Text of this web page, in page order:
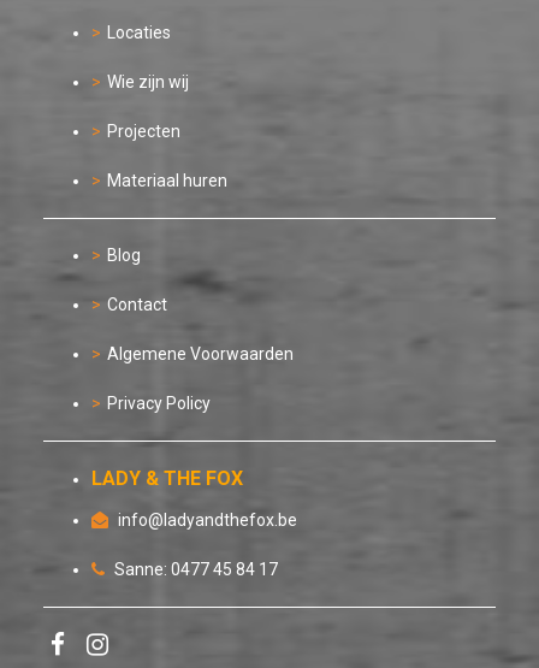
Locaties
Wie zijn wij
Projecten
Materiaal huren
Blog
Contact
Algemene Voorwaarden
Privacy Policy
LADY & THE FOX
info@ladyandthefox.be
Sanne: 0477 45 84 17